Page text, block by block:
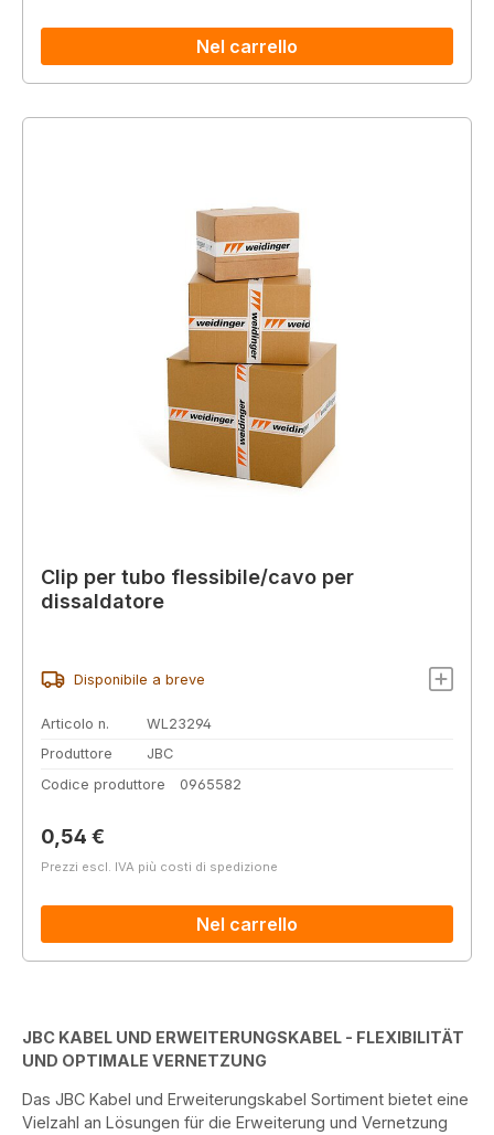
Nel carrello
Clip per tubo flessibile/cavo per
dissaldatore
Disponibile a breve
Articolo n.
WL23294
Produttore
JBC
Codice produttore
0965582
Prezzo normale:
0,54 €
Prezzi escl. IVA più costi di spedizione
Nel carrello
JBC KABEL UND ERWEITERUNGSKABEL - FLEXIBILITÄT
UND OPTIMALE VERNETZUNG
Das JBC Kabel und Erweiterungskabel Sortiment bietet eine
Vielzahl an Lösungen für die Erweiterung und Vernetzung